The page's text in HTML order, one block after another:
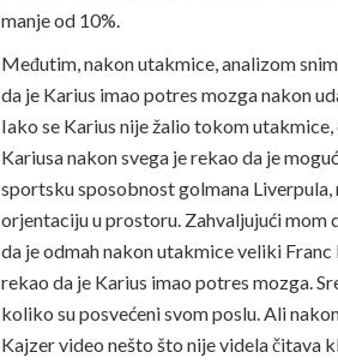
manje od 10%.
Međutim, nakon utakmice, analizom
da je Karius imao potres mozga nakon
Iako se Karius nije žalio tokom
Kariusa nakon svega je rekao da je
sportsku sposobnost golmana
orjentaciju u prostoru. Zahvaljujući mom
da je odmah nakon utakmice veliki
rekao da je Karius imao potres mozga.
koliko su posvećeni svom poslu. Ali
Kajzer video nešto što nije videla čitava